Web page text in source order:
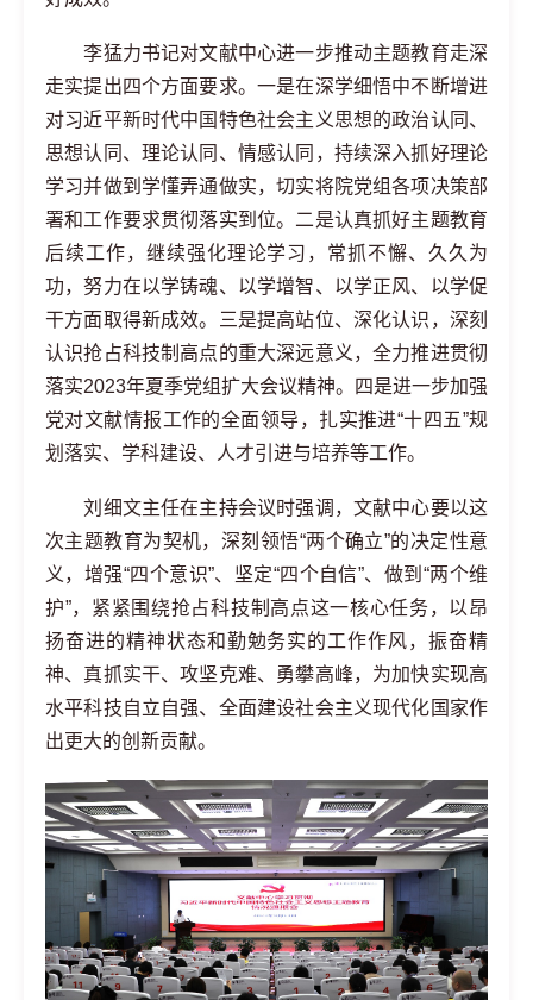
李猛力书记对文献中心进一步推动主题教育走深
走实提出四个方面要求。 一是在深学细悟中不断增进
对习近平新时代中国特色社会主义思想的政治认同、
思想认同、理论认同、情感认同，持续深入抓好理论
学习并做到学懂弄通做实，切实将院党组各项决策部
署和工作要求贯彻落实到位。 二是认真抓好主题教育
后续工作，继续强化理论学习，常抓不懈、久久为
功，努力在以学铸魂、以学增智、以学正风、以学促
干方面取得新成效。
三是提高站位、深化认识，深刻
认识抢占科技制高点的重大深远意义，全力推进贯彻
落实2023年夏季党组扩大会议精神。 四是进一步加强
党对文献情报工作的全面领导，扎实推进“十四五”规
划落实、学科建设、人才引进与培养等工作。
刘细文主任在主持会议时强调，文献中心要以这
次主题教育为契机，深刻领悟“两个确立”的决定性意
义，增强“四个意识”、坚定“四个自信”、做到“两个维
护”， 紧紧围绕抢占科技制高点这一核心任务，以昂
扬奋进的精神状态和勤勉务实的工作作风，振奋精
神、真抓实干、攻坚克难、勇攀高峰，为加快实现高
水平科技自立自强、全面建设社会主义现代化国家作
出更大的创新贡献。